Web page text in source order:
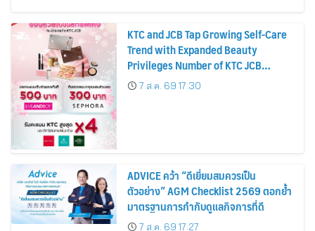
KTC and JCB Tap Growing Self-Care
Trend with Expanded Beauty
Privileges Number of KTC JCB
Cardmembers Spending on
Cosmetics Rises 26%
7 ส.ค. 69 17:30
ADVICE คว้า “ดีเยี่ยมสมควรเป็น
ตัวอย่าง” AGM Checklist 2569 ตอกย้ำ
มาตรฐานการกำกับดูแลกิจการที่ดี
7 ส.ค. 69 17:27